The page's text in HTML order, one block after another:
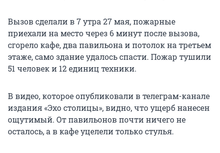
Вызов сделали в 7 утра 27 мая, пожарные
приехали на место через 6 минут после вызова,
сгорело кафе, два павильона и потолок на третьем
этаже, само здание удалось спасти. Пожар тушили
51 человек и 12 единиц техники.
В видео, которое опубликовали в телеграм-канале
издания «Эхо столицы», видно, что ущерб нанесен
ощутимый. От павильонов почти ничего не
осталось, а в кафе уцелели только стулья.